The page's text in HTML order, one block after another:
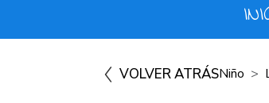
VOLVER ATRÁSNiño